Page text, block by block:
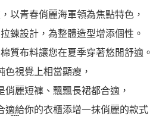
以青春俏麗海軍領為焦點特色，
鍊設計，為整體造型增添個性。
質布料讓您在夏季穿著悠閒舒適。
色視覺上相當顯瘦，
俏麗短褲、飄飄長裙都合適，
適給你的衣櫃添增一抹俏麗的款式